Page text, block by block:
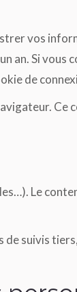
vos
an. Si
de
Ce
Le
suivis